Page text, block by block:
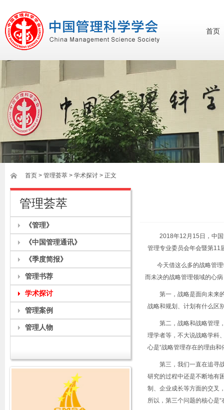
首页
首页 > 管理荟萃 > 学术探讨 > 正文
管理荟萃
《管理》
《中国管理通讯》
《季度简报》
管理书荐
学术探讨
管理案例
管理人物
2018年12 月 15 日，中
管理专业委员会年会暨第11
今天借这么多的战略管
而未决的战略管理领域的心
第一，战略是面向未来
战略和规划、计划有什么区
第二，战略和战略管理
理学者等，不大说战略学科
心是“战略管理存在的理由和
第三，我们一直在追寻
研究的过程中还是不断地有
制、企业成长等方面的交叉
所以，第三个问题的核心是“